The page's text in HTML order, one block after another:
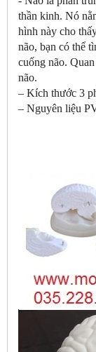
thần kinh. Nó
hình này cho
não, bạn có thể
cuống não.
não.
– Kích thước 3
– Nguyên liệu